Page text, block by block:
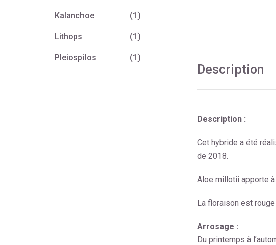
Description
Description :
Cet hybride a été
de 2018.
Aloe millotii apporte
La floraison est rouge
Arrosage :
Du printemps à
Kalanchoe (1)
Lithops (1)
Pleiospilos (1)